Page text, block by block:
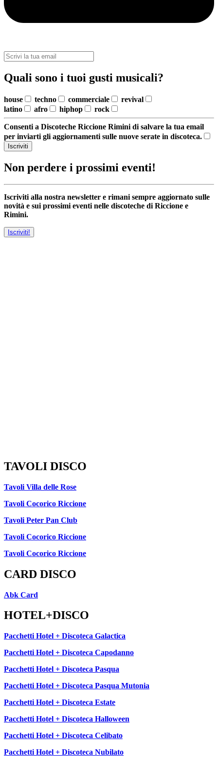
Quali sono i tuoi gusti musicali?
house techno commerciale
revival
latino
afro hiphop rock
Consenti a Discoteche Riccione Rimini di salvare la tua email
per inviarti gli aggiornamenti sulle nuove serate in discoteca.
Iscriviti
Non perdere i prossimi eventi!
Iscriviti alla nostra newsletter e rimani sempre aggiornato sulle
novità e sui prossimi eventi nelle discoteche di Riccione e
Rimini.
Iscriviti!
TAVOLI DISCO
Tavoli Villa delle Rose
Tavoli Cocorico Riccione
Tavoli Peter Pan Club
Tavoli Cocorico Riccione
Tavoli Cocorico Riccione
CARD DISCO
Abk Card
HOTEL+DISCO
Pacchetti Hotel + Discoteca Galactica
Pacchetti Hotel + Discoteca Capodanno
Pacchetti Hotel + Discoteca Pasqua
Pacchetti Hotel + Discoteca Pasqua Mutonia
Pacchetti Hotel + Discoteca Estate
Pacchetti Hotel + Discoteca Halloween
Pacchetti Hotel + Discoteca Celibato
Pacchetti Hotel + Discoteca Nubilato